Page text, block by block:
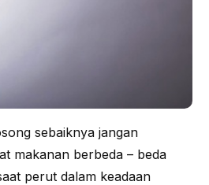
sebaiknya jangan
makanan berbeda – beda
perut dalam keadaan